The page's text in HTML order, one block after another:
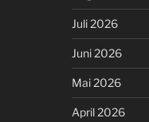
Juli 2026
Juni 2026
Mai 2026
April 2026